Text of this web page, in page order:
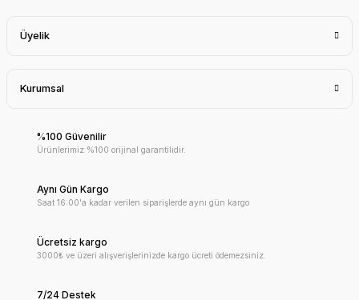
Üyelik
Kurumsal
%100 Güvenilir
Ürünlerimiz %100 orijinal garantilidir.
Aynı Gün Kargo
Saat 16:00'a kadar verilen siparişlerde aynı gün kargo
Ücretsiz kargo
3000₺ ve üzeri alışverişlerinizde kargo ücreti ödemezsiniz.
7/24 Destek